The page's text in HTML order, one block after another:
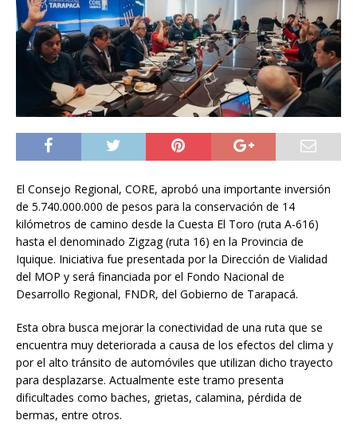
El Consejo Regional, CORE, aprobó una importante inversión
de 5.740.000.000 de pesos para la conservación de 14
kilómetros de camino desde la Cuesta El Toro (ruta A-616)
hasta el denominado Zigzag (ruta 16) en la Provincia de
Iquique. Iniciativa fue presentada por la Dirección de Vialidad
del MOP y será financiada por el Fondo Nacional de
Desarrollo Regional, FNDR, del Gobierno de Tarapacá.
Esta obra busca mejorar la conectividad de una ruta que se
encuentra muy deteriorada a causa de los efectos del clima y
por el alto tránsito de automóviles que utilizan dicho trayecto
para desplazarse. Actualmente este tramo presenta
dificultades como baches, grietas, calamina, pérdida de
bermas, entre otros.